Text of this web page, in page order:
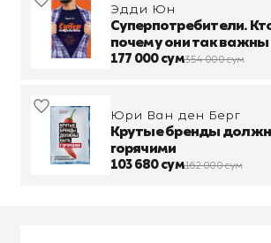
Эдди Юн
Суперпотребители.
почему они так
бизнеса
177 000 сум354 000 сум
Юри Ван ден Берг
Крутые бренды
горячими
103 680 сум162 000 сум